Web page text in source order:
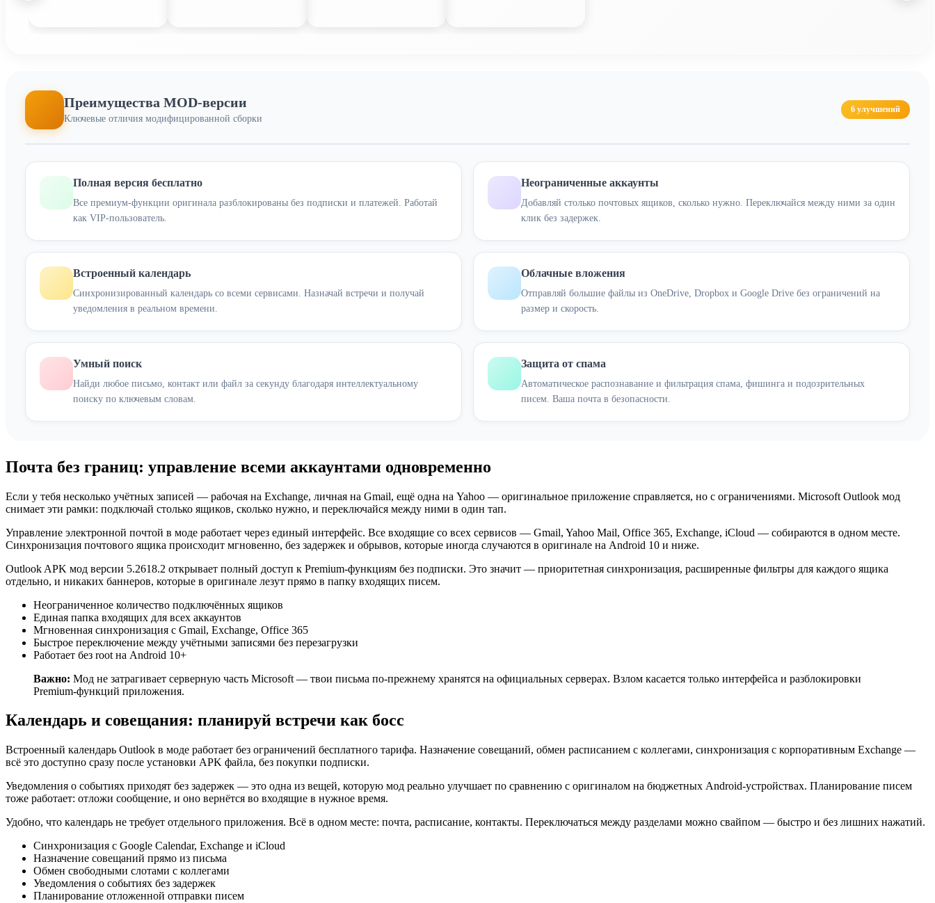
Преимущества MOD-версии
Ключевые отличия модифицированной сборки
6 улучшений
Полная версия бесплатно
Все премиум-функции оригинала разблокированы без подписки и платежей. Работай
как VIP-пользователь.
Неограниченные аккаунты
Добавляй столько почтовых ящиков, сколько нужно. Переключайся между ними за один
клик без задержек.
Встроенный календарь
Синхронизированный календарь со всеми сервисами. Назначай встречи и получай
уведомления в реальном времени.
Облачные вложения
Отправляй большие файлы из OneDrive, Dropbox и Google Drive без ограничений на
размер и скорость.
Умный поиск
Найди любое письмо, контакт или файл за секунду благодаря интеллектуальному
поиску по ключевым словам.
Защита от спама
Автоматическое распознавание и фильтрация спама, фишинга и подозрительных
писем. Ваша почта в безопасности.
Почта без границ: управление всеми аккаунтами одновременно
Если у тебя несколько учётных записей — рабочая на Exchange, личная на Gmail, ещё одна на Yahoo — оригинальное приложение справляется, но с ограничениями. Microsoft Outlook мод
снимает эти рамки: подключай столько ящиков, сколько нужно, и переключайся между ними в один тап.
Управление электронной почтой в моде работает через единый интерфейс. Все входящие со всех сервисов — Gmail, Yahoo Mail, Office 365, Exchange, iCloud — собираются в одном месте.
Синхронизация почтового ящика происходит мгновенно, без задержек и обрывов, которые иногда случаются в оригинале на Android 10 и ниже.
Outlook APK мод версии 5.2618.2 открывает полный доступ к Premium-функциям без подписки. Это значит — приоритетная синхронизация, расширенные фильтры для каждого ящика
отдельно, и никаких баннеров, которые в оригинале лезут прямо в папку входящих писем.
Неограниченное количество подключённых ящиков
Единая папка входящих для всех аккаунтов
Мгновенная синхронизация с Gmail, Exchange, Office 365
Быстрое переключение между учётными записями без перезагрузки
Работает без root на Android 10+
Важно: Мод не затрагивает серверную часть Microsoft — твои письма по-прежнему хранятся на официальных серверах. Взлом касается только интерфейса и разблокировки
Premium-функций приложения.
Календарь и совещания: планируй встречи как босс
Встроенный календарь Outlook в моде работает без ограничений бесплатного тарифа. Назначение совещаний, обмен расписанием с коллегами, синхронизация с корпоративным Exchange —
всё это доступно сразу после установки APK файла, без покупки подписки.
Уведомления о событиях приходят без задержек — это одна из вещей, которую мод реально улучшает по сравнению с оригиналом на бюджетных Android-устройствах. Планирование писем
тоже работает: отложи сообщение, и оно вернётся во входящие в нужное время.
Удобно, что календарь не требует отдельного приложения. Всё в одном месте: почта, расписание, контакты. Переключаться между разделами можно свайпом — быстро и без лишних нажатий.
Синхронизация с Google Calendar, Exchange и iCloud
Назначение совещаний прямо из письма
Обмен свободными слотами с коллегами
Уведомления о событиях без задержек
Планирование отложенной отправки писем